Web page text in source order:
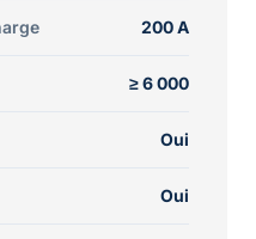
200 A
≥ 6 000
Oui
Oui